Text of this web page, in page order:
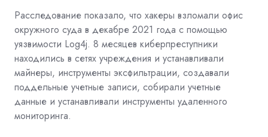
Расследование показало, что хакеры взломали офис
окружного суда в декабре 2021 года с помощью
уязвимости Log4j. 8 месяцев киберпреступники
находились в сетях учреждения и устанавливали
майнеры, инструменты эксфильтрации, создавали
поддельные учетные записи, собирали учетные
данные и устанавливали инструменты удаленного
мониторинга.